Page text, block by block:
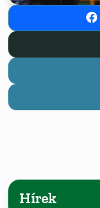
Hírek